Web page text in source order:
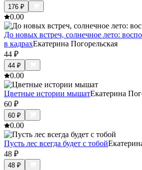
176 ₽
0.00
До новых встреч, солнечное лето:
в кадрахЕкатерина Погорельская
44 ₽
44 ₽
0.00
Цветные истории мышатЕкатерина
60 ₽
60 ₽
0.00
Пусть лес всегда будет с тобой
48 ₽
48 ₽